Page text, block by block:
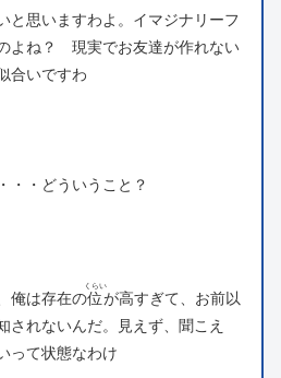
と思いますわよ。イマジナリーフ
よね？ 現実でお友達が作れない
合いですわ
・・どういうこと？
俺は存在の位
くらい
が高すぎて、お前以
されないんだ。見えず、聞こえ
って状態なわけ